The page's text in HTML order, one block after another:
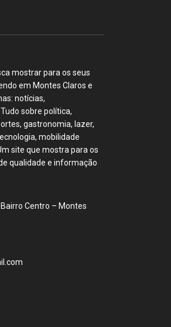
mostrar para os seus
em Montes Claros e
notícias,
sobre política,
gastronomia, lazer,
mobilidade
site que mostra para os
qualidade e informação
Centro – Montes